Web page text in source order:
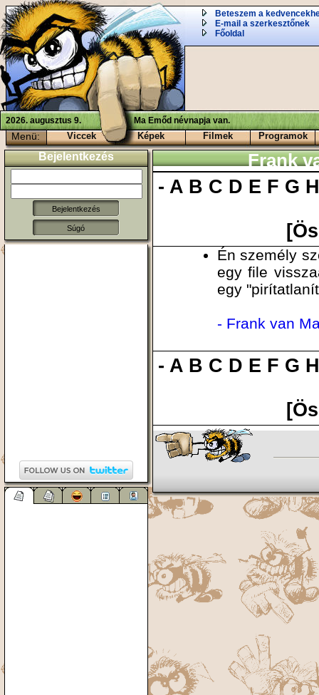
Beteszem a
E-mail a szerkesztőnek
Főoldal
2026. augusztus 9. Ma Emőd névnapja van.
Menü: Viccek Képek Filmek Programok
Bejelentkezés
Súgó
Frank
-A B C D E F G
Én személy
egy file
egy
- Frank van
-A B C D E F G